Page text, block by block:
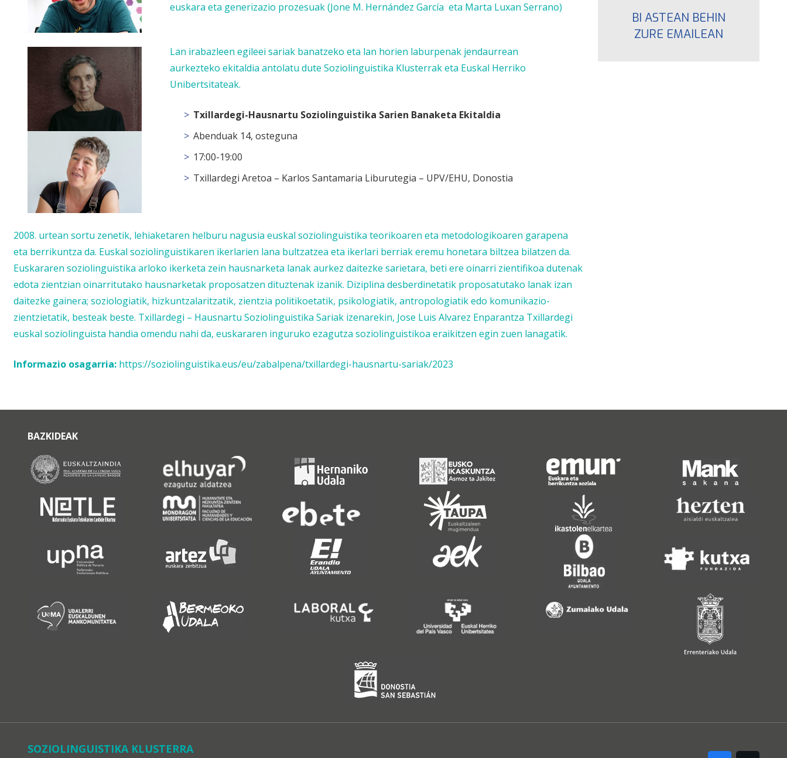
euskara eta generizazio prozesuak (Jone M. Hernández García eta Marta Luxan Serrano)
Lan irabazleen egileei sariak banatzeko eta lan horien laburpenak jendaurrean
aurkezteko ekitaldia antolatu dute Soziolinguistika Klusterrak eta Euskal Herriko
Unibertsitateak.
Txillardegi-Hausnartu Soziolinguistika Sarien Banaketa Ekitaldia
Abenduak 14, osteguna
17:00-19:00
Txillardegi Aretoa – Karlos Santamaria Liburutegia – UPV/EHU, Donostia
2008. urtean sortu zenetik, lehiaketaren helburu nagusia euskal soziolinguistika teorikoaren eta metodologikoaren garapena
eta berrikuntza da. Euskal soziolinguistikaren ikerlarien lana bultzatzea eta ikerlari berriak eremu honetara biltzea bilatzen da.
Euskararen soziolinguistika arloko ikerketa zein hausnarketa lanak aurkez daitezke sarietara, beti ere oinarri zientifikoa dutenak
edota zientzian oinarritutako hausnarketak proposatzen dituztenak izanik. Diziplina desberdinetatik proposatutako lanak izan
daitezke gainera; soziologiatik, hizkuntzalaritzatik, zientzia politikoetatik, psikologiatik, antropologiatik edo komunikazio-
zientzietatik, besteak beste. Txillardegi – Hausnartu Soziolinguistika Sariak izenarekin, Jose Luis Alvarez Enparantza Txillardegi
euskal soziolinguista handia omendu nahi da, euskararen inguruko ezagutza soziolinguistikoa eraikitzen egin zuen lanagatik.
Informazio osagarria: https://soziolinguistika.eus/eu/zabalpena/txillardegi-hausnartu-sariak/2023
BI ASTEAN BEHIN
ZURE EMAILEAN
BAZKIDEAK
SOZIOLINGUISTIKA KLUSTERRA